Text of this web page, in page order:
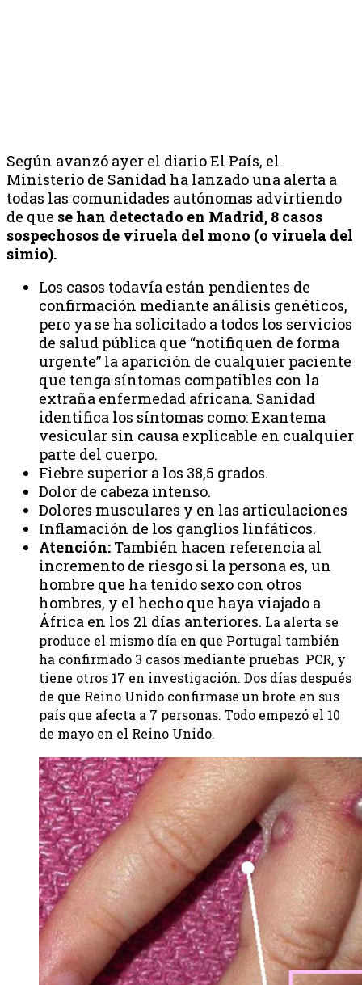
Según avanzó ayer el diario El País, el
Ministerio de Sanidad ha lanzado una alerta a
todas las comunidades autónomas advirtiendo
de que se han detectado en Madrid, 8 casos
sospechosos de viruela del mono (o viruela del
simio).
Los casos todavía están pendientes de
confirmación mediante análisis genéticos,
pero ya se ha solicitado a todos los servicios
de salud pública que “notifiquen de forma
urgente” la aparición de cualquier paciente
que tenga síntomas compatibles con la
extraña enfermedad africana. Sanidad
identifica los síntomas como: Exantema
vesicular sin causa explicable en cualquier
parte del cuerpo.
Fiebre superior a los 38,5 grados.
Dolor de cabeza intenso.
Dolores musculares y en las articulaciones
Inflamación de los ganglios linfáticos.
Atención: También hacen referencia al
incremento de riesgo si la persona es, un
hombre que ha tenido sexo con otros
hombres, y el hecho que haya viajado a
África en los 21 días anteriores. La alerta se
produce el mismo día en que Portugal también
ha confirmado 3 casos mediante pruebas PCR, y
tiene otros 17 en investigación. Dos días después
de que Reino Unido confirmase un brote en sus
país que afecta a 7 personas. Todo empezó el 10
de mayo en el Reino Unido.